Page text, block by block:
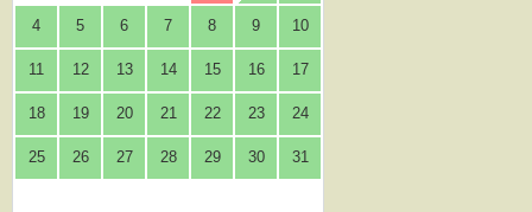
4 5 6 7 8 9 10
11 12 13 14 15 16 17
18 19 20 21 22 23 24
25 26 27 28 29 30 31